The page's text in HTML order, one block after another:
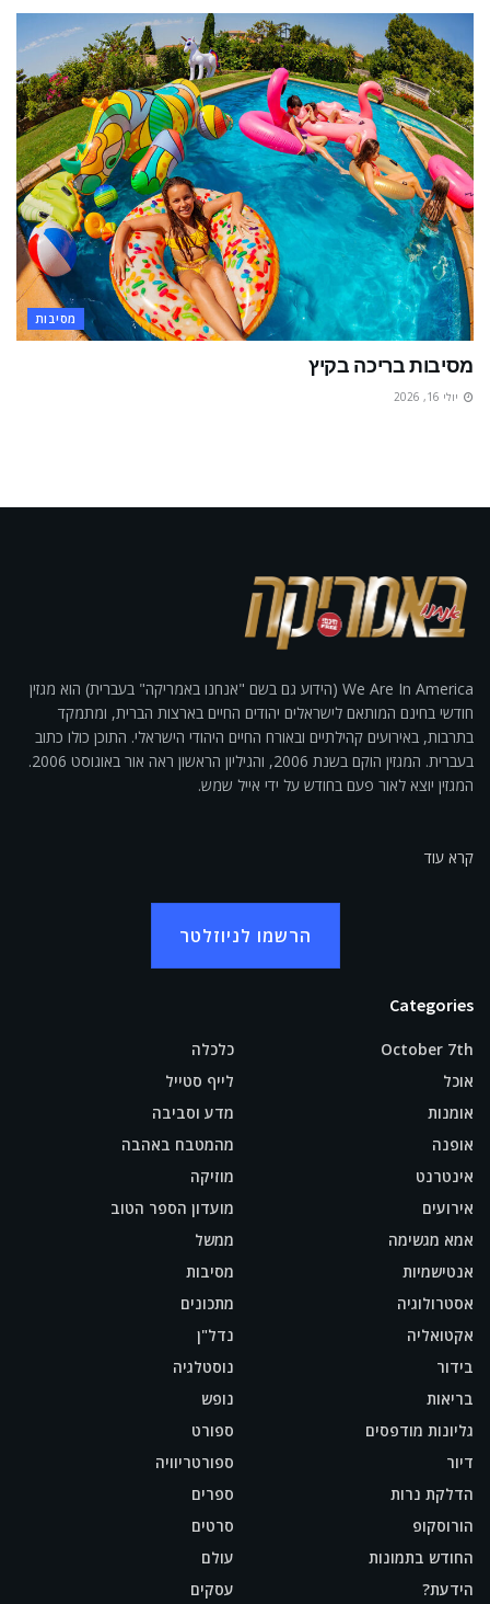
מסיבות
מסיבות בריכה בקיץ
יולי 16, 2026
We Are In America (הידוע גם בשם "אנחנו באמריקה" בעברית) הוא מגזין
חודשי בחינם המותאם לישראלים יהודים החיים בארצות הברית, ומתמקד
בתרבות, באירועים קהילתיים ובאורח החיים היהודי הישראלי. התוכן כולו כתוב
בעברית. המגזין הוקם בשנת 2006, והגיליון הראשון ראה אור באוגוסט 2006.
המגזין יוצא לאור פעם בחודש על ידי אייל שמש.
קרא עוד
הרשמו לניוזלטר
Categories
October 7th
אוכל
אומנות
אופנה
אינטרנט
אירועים
אמא מגשימה
אנטישמיות
אסטרולוגיה
אקטואליה
בידור
בריאות
גליונות מודפסים
דיור
הדלקת נרות
הורוסקופ
החודש בתמונות
הידעת?
כלכלה
לייף סטייל
מדע וסביבה
מהמטבח באהבה
מוזיקה
מועדון הספר הטוב
ממשל
מסיבות
מתכונים
נדל"ן
נוסטלגיה
נופש
ספורט
ספורטריוויה
ספרים
סרטים
עולם
עסקים